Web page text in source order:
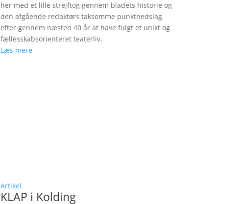
her med et lille strejftog gennem bladets historie og
den afgående redaktørs taksomme punktnedslag
efter gennem næsten 40 år at have fulgt et unikt og
fællesskabsorienteret teaterliv.
Læs mere
Artikel
KLAP i Kolding